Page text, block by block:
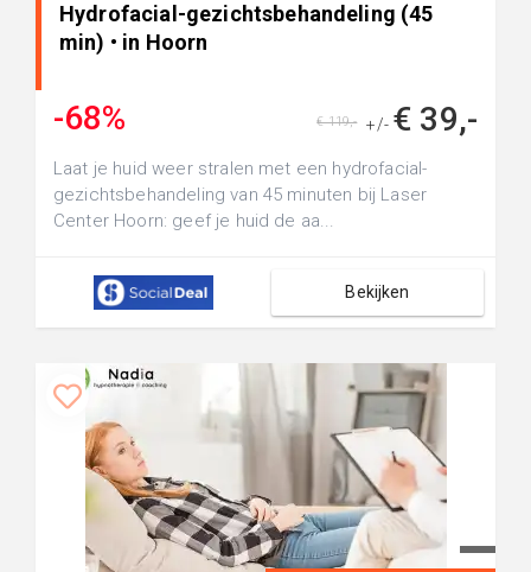
Hydrofacial-gezichtsbehandeling (45
min) • in Hoorn
-68% +/- € 39,-
€ 119,-
Laat je huid weer stralen met een hydrofacial-
gezichtsbehandeling van 45 minuten bij Laser
Center Hoorn: geef je huid de aa...
Bekijken